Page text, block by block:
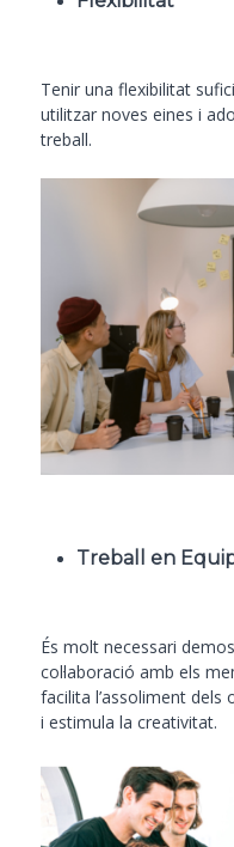
Tenir una flexibilitat
utilitzar noves eines i
treball.
Treball en
És molt necessari
col·laboració amb els
facilita l’assoliment
i estimula la creativitat.